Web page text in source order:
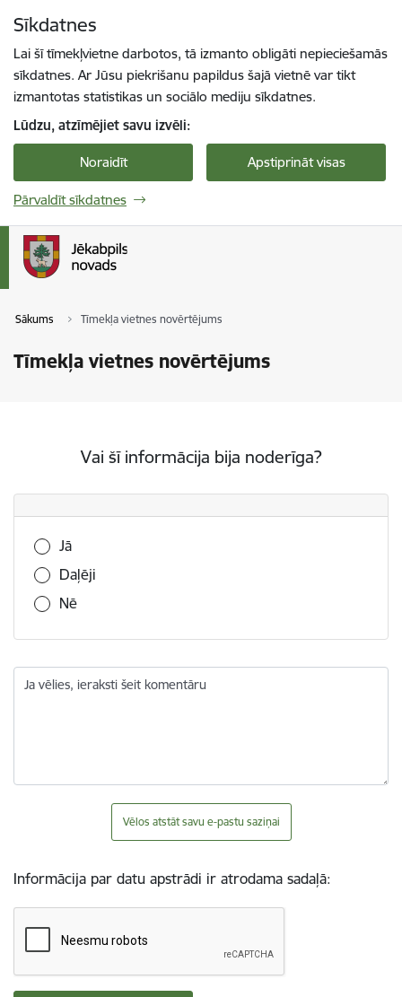
Sīkdatnes
Lai šī tīmekļvietne darbotos, tā izmanto obligāti nepieciešamās
sīkdatnes. Ar Jūsu piekrišanu papildus šajā vietnē var tikt
izmantotas statistikas un sociālo mediju sīkdatnes.
Lūdzu, atzīmējiet savu izvēli:
Noraidīt Apstiprināt visas
Pārvaldīt sīkdatnes
Sākums Tīmekļa vietnes novērtējums
Tīmekļa vietnes novērtējums
Vai šī informācija bija noderīga?
Vai šī informācija bija noderīga?
Jā
Daļēji
Nē
Ja vēlies, ieraksti šeit komentāru
Vēlos atstāt savu e-pastu saziņai
Informācija par datu apstrādi ir atrodama sadaļā: